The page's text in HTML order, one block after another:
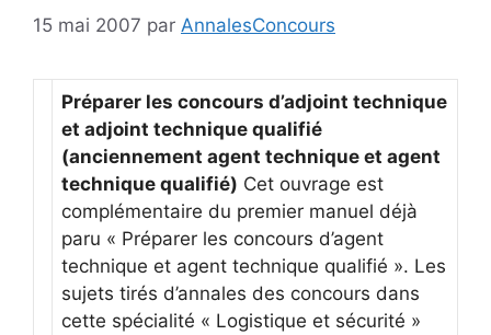
15 mai 2007 par AnnalesConcours
Préparer les concours d’adjoint technique
et adjoint technique qualifié
(anciennement agent technique et agent
technique qualifié) Cet ouvrage est
complémentaire du premier manuel déjà
paru « Préparer les concours d’agent
technique et agent technique qualifié ». Les
sujets tirés d’annales des concours dans
cette spécialité « Logistique et sécurité »